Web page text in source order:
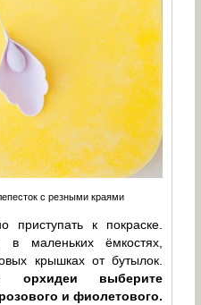
с резными краями
к покраске.
в маленьких ёмкостях,
крышках от бутылок.
орхидеи выберите
и фиолетового.